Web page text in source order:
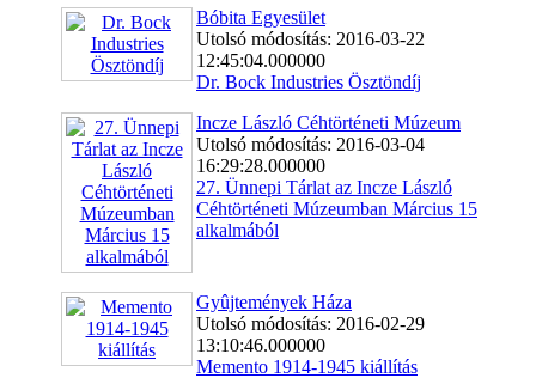
Bóbita Egyesület
Utolsó módosítás: 2016-03-22
12:45:04.000000
Dr. Bock Industries Ösztöndíj
Incze László Céhtörténeti Múzeum
Utolsó módosítás: 2016-03-04
16:29:28.000000
27. Ünnepi Tárlat az Incze László
Céhtörténeti Múzeumban Március 15
alkalmából
Gyûjtemények Háza
Utolsó módosítás: 2016-02-29
13:10:46.000000
Memento 1914-1945 kiállítás